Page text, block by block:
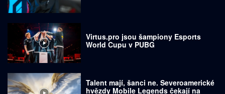
Virtus.pro jsou šampiony Esports
World Cupu v PUBG
Talent mají, šanci ne. Severoamerické
hvězdy Mobile Legends čekají na